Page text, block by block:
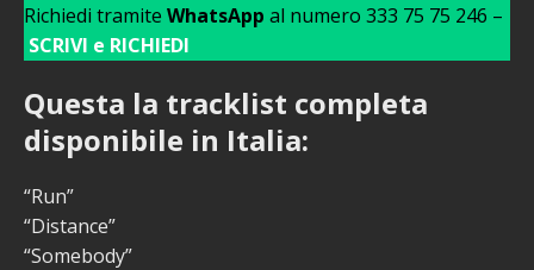
Richiedi tramite WhatsApp al numero 333 75 75 246 –
SCRIVI e RICHIEDI
Questa la tracklist completa
disponibile in Italia:
“Run”
“Distance”
“Somebody”